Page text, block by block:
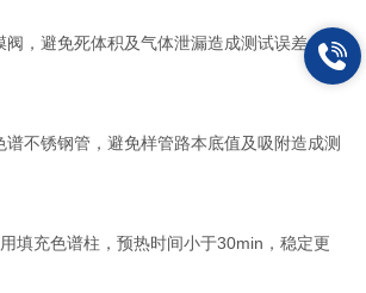
，避免死体积及气体泄漏造成测试误差，使
不锈钢管，避免样管路本底值及吸附造成测
充色谱柱，预热时间小于30min，稳定更